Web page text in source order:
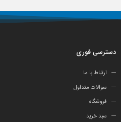
دسترسی فوری
ارتباط با ما
سوالات متداول
فروشگاه
سبد خرید